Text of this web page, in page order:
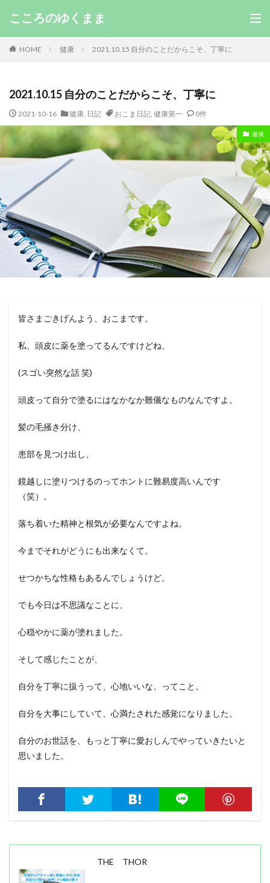
こころのゆくまま
HOME 健康 2021.10.15 自分のことだからこそ、丁寧に
2021.10.15 自分のことだからこそ、丁寧に
2021-10-16 健康, 日記 おこま日記, 健康第一 0件
健康
皆さまごきげんよう、おこまです。
私、頭皮に薬を塗ってるんですけどね、
(スゴい突然な話 笑)
頭皮って自分で塗るにはなかなか難儀なものなんですよ。
髪の毛掻き分け、
患部を見つけ出し、
鏡越しに塗りつけるのってホントに難易度高いんです
（笑）。
落ち着いた精神と根気が必要なんですよね。
今までそれがどうにも出来なくて。
せつかちな性格もあるんでしょうけど。
でも今日は不思議なことに、
心穏やかに薬が塗れました。
そして感じたことが、
自分を丁寧に扱うって、心地いいな、ってこと。
自分を大事にしていて、心満たされた感覚になりました。
自分のお世話を、もっと丁寧に愛おしんでやっていきたいと
思いました。
THE THOR